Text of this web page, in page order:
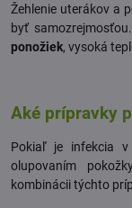
Žehlenie uterákov a
byť
ponožiek, vysoká
Aké prípravky
Pokiaľ je infekcia
olupovaním
kombinácii týchto